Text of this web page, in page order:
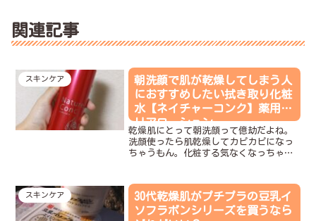
関連記事
スキンケア
朝洗顔で肌が乾燥してしまう人
におすすめしたい拭き取り化粧
水【ネイチャーコンク】薬用ク
リアローション
乾燥肌にとって朝洗顔って億劫だよね。
洗顔使ったら肌乾燥してカピカピになっ
ちゃうもん。化粧する気なくなっちゃ
用クリアローション”。朝洗顔代わりに
拭き取り化粧水を使うことで...
スキンケア
30代乾燥肌がプチプラの豆乳イ
ソフラボンシリーズを買うなら